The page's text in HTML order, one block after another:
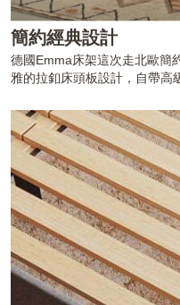
簡約經典設計
德國Emma床架這次走北歐簡
雅的拉釦床頭板設計，自帶高